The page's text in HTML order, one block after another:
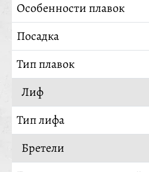
Особенности плавок
Посадка
Тип плавок
Лиф
Тип лифа
Бретели